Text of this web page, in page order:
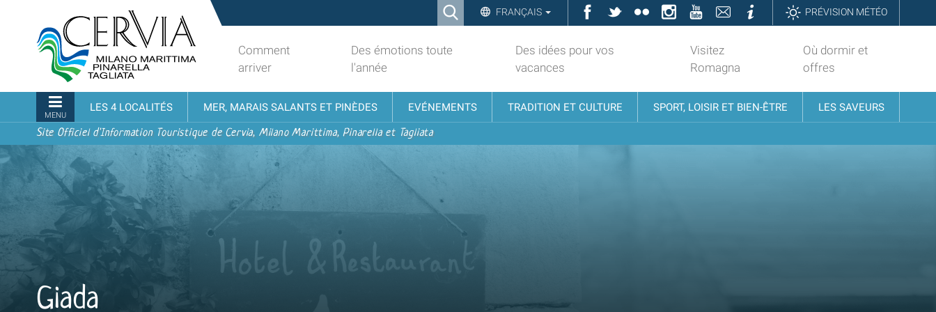
contenu.
à
navigation
Ricerca
Search…
FRANÇAIS Facebook
TwitterFlickrInstagramYouTubeContattiInformazioniPRÉVISION MÉTÉO
turistico
ufficiale
Cervia,
Milano
Marittima,
Pinarella,
Tagliata
Comment
arriver
Des émotions toute
l'année
Des idées pour vos
vacances
Visitez
Romagna
Où dormir et
offres
Navigation
MENU
LES 4 LOCALITÉS MER, MARAIS SALANTS ET PINÈDES EVÉNEMENTS TRADITION ET CULTURE SPORT, LOISIR ET BIEN-ÊTRE LES SAVEURS
Site Officiel d'Information Touristique de Cervia, Milano Marittima, Pinarella et Tagliata
Giada